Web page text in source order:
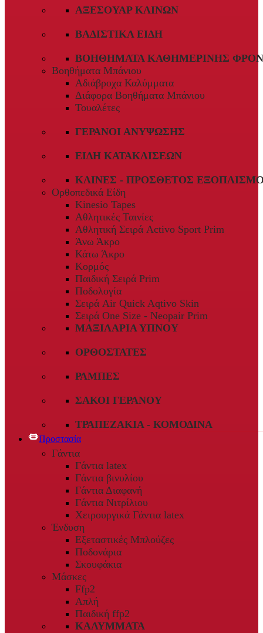
ΑΞΕΣΟΥΆΡ ΚΛΙΝΏΝ
ΒΑΔΙΣΤΙΚΆ ΕΊΔΗ
ΒΟΗΘΉΜΑΤΑ ΚΑΘΗΜΕΡΙΝΉΣ
Βοηθήματα Μπάνιου
Αδιάβροχα Καλύμματα
Διάφορα Βοηθήματα Μπάνιου
Τουαλέτες
ΓΕΡΑΝΟΊ ΑΝΎΨΩΣΗΣ
ΕΊΔΗ ΚΑΤΑΚΛΊΣΕΩΝ
ΚΛΊΝΕΣ - ΠΡΌΣΘΕΤΟΣ
Ορθοπεδικά Είδη
Kinesio Tapes
Αθλητικές Ταινίες
Αθλητική Σειρά Activo Sport Prim
Άνω Άκρο
Κάτω Άκρο
Κορμός
Παιδική Σειρά Prim
Ποδολογία
Σειρά Air Quick Aqtivo Skin
Σειρά One Size - Neopair Prim
ΜΑΞΙΛΆΡΙΑ ΎΠΝΟΥ
ΟΡΘΟΣΤΆΤΕΣ
ΡΆΜΠΕΣ
ΣΆΚΟΙ ΓΕΡΑΝΟΎ
ΤΡΑΠΕΖΆΚΙΑ - ΚΟΜΟΔΊΝΑ
Προστασία
Γάντια
Γάντια latex
Γάντια βινυλίου
Γάντια Διαφανή
Γάντια Νιτρίλιου
Χειρουργικά Γάντια latex
Ένδυση
Εξεταστικές Μπλούζες
Ποδονάρια
Σκουφάκια
Μάσκες
Ffp2
Απλή
Παιδική ffp2
ΚΑΛΎΜΜΑΤΑ